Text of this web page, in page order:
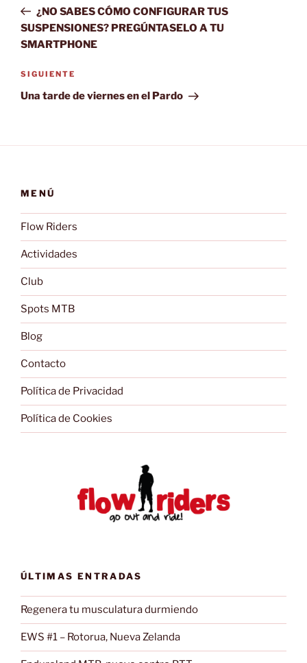
entradas
anterior:
¿NO SABES CÓMO CONFIGURAR TUS
SUSPENSIONES? PREGÚNTASELO A TU
SMARTPHONE
Siguiente
entrada
SIGUIENTE
Una tarde de viernes en el Pardo
MENÚ
Flow Riders
Actividades
Club
Spots MTB
Blog
Contacto
Política de Privacidad
Política de Cookies
ÚLTIMAS ENTRADAS
Regenera tu musculatura durmiendo
EWS #1 – Rotorua, Nueva Zelanda